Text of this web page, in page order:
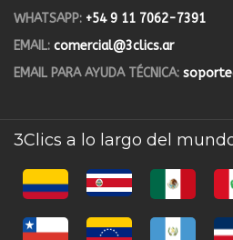
WHATSAPP: +54 9 11 7062-7391
EMAIL: comercial@3clics.ar
EMAIL PARA AYUDA TÉCNICA:
3Clics a lo largo del